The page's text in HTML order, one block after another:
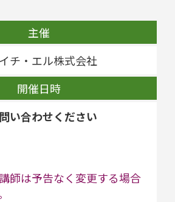
主催
チ・エル株式会社
開催日時
い合わせください
師は予告なく変更する場合